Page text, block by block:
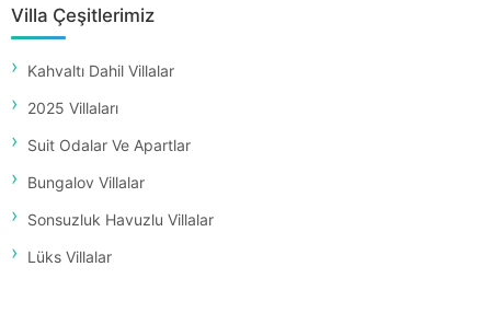
Villa Çeşitlerimiz
Kahvaltı Dahil Villalar
2025 Villaları
Suit Odalar Ve Apartlar
Bungalov Villalar
Sonsuzluk Havuzlu Villalar
Lüks Villalar